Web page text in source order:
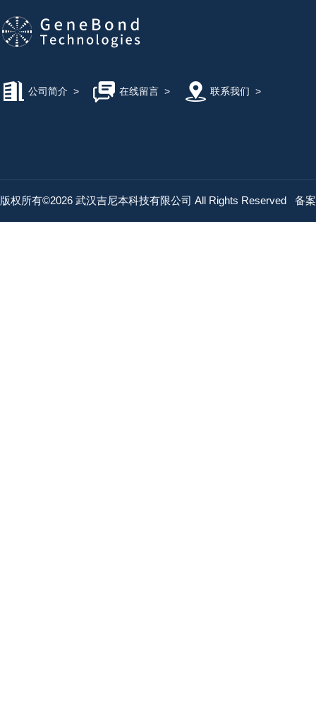
公司简介 > 在线留言> 联系我们 >
版权所有©2026 武汉吉尼本科技有限公司 All Rights Reserved 备